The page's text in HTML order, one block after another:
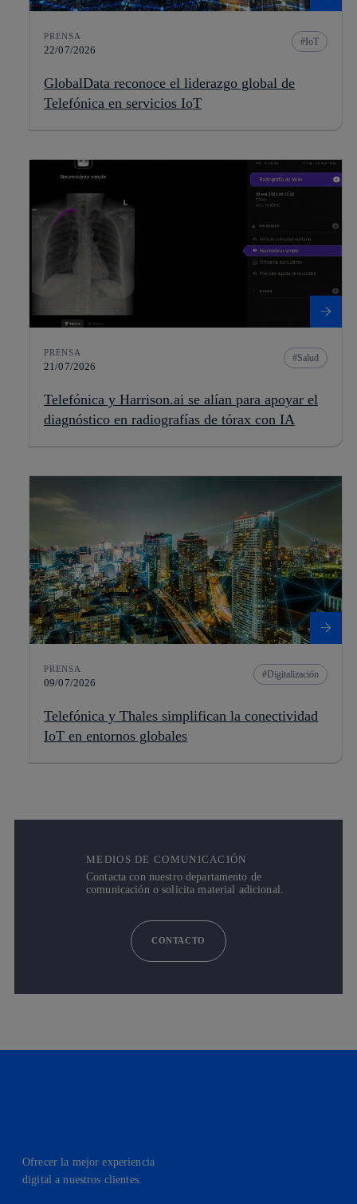
PRENSA
22/07/2026
IoT
GlobalData reconoce el liderazgo global de
Telefónica en servicios IoT
PRENSA
21/07/2026
Salud
Telefónica y Harrison.ai se alían para apoyar el
diagnóstico en radiografías de tórax con IA
PRENSA
09/07/2026
Digitalización
Telefónica y Thales simplifican la conectividad
IoT en entornos globales
MEDIOS DE COMUNICACIÓN
Contacta con nuestro departamento de
comunicación o solicita material adicional.
CONTACTO
Ofrecer la mejor experiencia
digital a nuestros clientes.